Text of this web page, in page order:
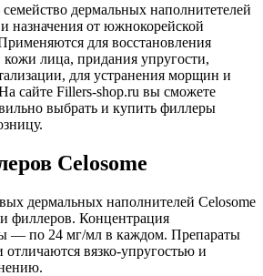
дермальных наполнитетелей
назначения от южнокорейской
для восстановления
кожи лица, придания упругости,
для устранения морщин и
сайте Fillers-shop.ru вы сможете
выбрать и купить филлеры
Celosome
дермальных наполнителей Celosome
филлеров. Концентрация
— по 24 мг/мл в каждом. Препараты
отличаются вязко-упругостью и